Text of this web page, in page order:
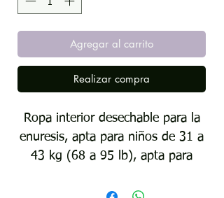
Agregar al carrito
Realizar compra
Ropa interior desechable para la
enuresis, apta para niños de 31 a
43 kg (68 a 95 lb), apta para
mejor ajuste y protección